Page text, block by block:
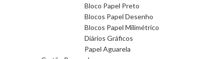
Bloco Papel Preto
Blocos Papel Desenho
Blocos Papel Milimétrico
Diários Gráficos
Papel Aguarela